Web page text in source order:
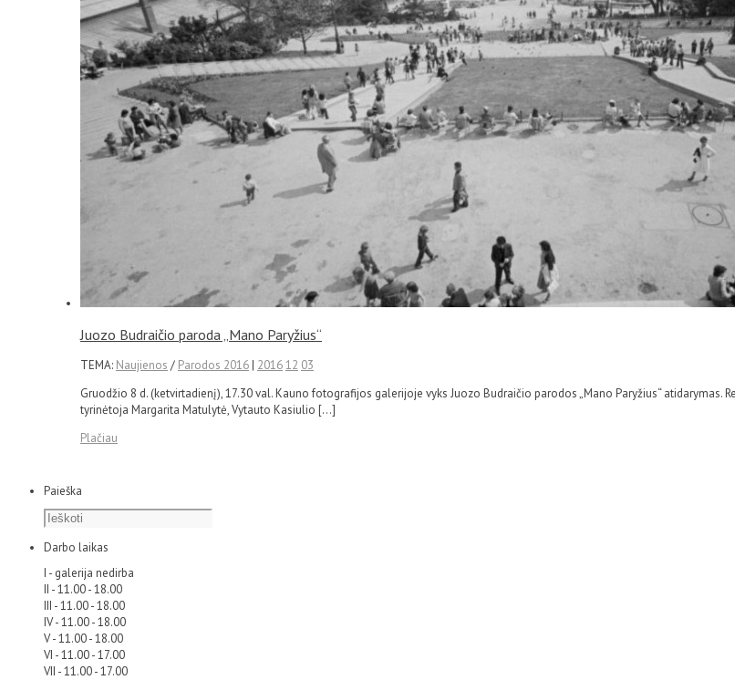
Juozo Budraičio paroda „Mano Paryžius“
TEMA: Naujienos / Parodos 2016| 201612 03
Gruodžio 8 d. (ketvirtadienį), 17.30 val. Kauno fotografijos galerijoje vyks Juozo Budraičio parodos „Mano Paryžius“
tyrinėtoja Margarita Matulytė, Vytauto Kasiulio […]
Plačiau
Paieška
Darbo laikas
I - galerija nedirba
II - 11.00 - 18.00
III - 11.00 - 18.00
IV - 11.00 - 18.00
V - 11.00 - 18.00
VI - 11.00 - 17.00
VII - 11.00 - 17.00